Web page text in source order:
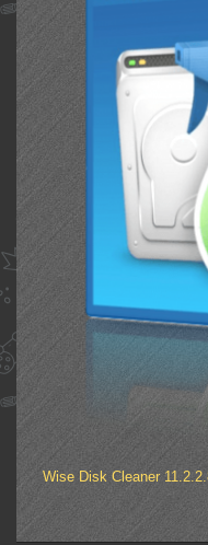
Wise Disk Cleaner